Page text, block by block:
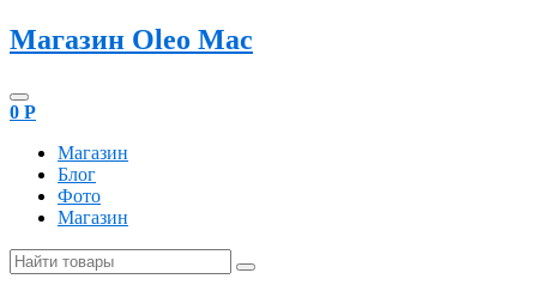
Магазин Oleo Mac
0 Р
Магазин
Блог
Фото
Магазин